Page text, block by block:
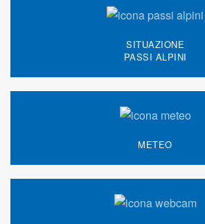
SITUAZIONE
PASSI ALPINI
METEO